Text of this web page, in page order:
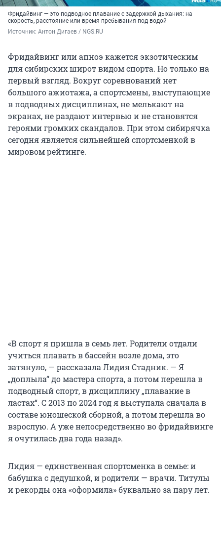
Фридайвинг — это подводное плавание с задержкой дыхания: на
скорость, расстояние или время пребывания под водой
Источник: Антон Дигаев / NGS.RU
Фридайвинг или апноэ кажется экзотическим
для сибирских широт видом спорта. Но только на
первый взгляд. Вокруг соревнований нет
большого ажиотажа, а спортсмены, выступающие
в подводных дисциплинах, не мелькают на
экранах, не раздают интервью и не становятся
героями громких скандалов. При этом сибирячка
сегодня является сильнейшей спортсменкой в
мировом рейтинге.
«В спорт я пришла в семь лет. Родители отдали
учиться плавать в бассейн возле дома, это
затянуло, — рассказала Лидия Стадник. — Я
„доплыла“ до мастера спорта, а потом перешла в
подводный спорт, в дисциплину „плавание в
ластах“. С 2013 по 2024 год я выступала сначала в
составе юношеской сборной, а потом перешла во
взрослую. А уже непосредственно во фридайвинге
я очутилась два года назад».
Лидия — единственная спортсменка в семье: и
бабушка с дедушкой, и родители — врачи. Титулы
и рекорды она «оформила» буквально за пару лет.